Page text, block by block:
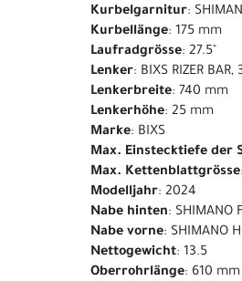
Kurbelgarnitur:
Kurbellänge: 175 mm
Laufradgrösse: 27.5"
Lenker: BIXS RIZER
Lenkerbreite: 740 mm
Lenkerhöhe: 25 mm
Marke: BIXS
Max. Einstecktiefe der
Max. Kettenblattgrösse
Modelljahr: 2024
Nabe hinten: SHIMANO
Nabe vorne: SHIMANO
Nettogewicht: 13.5
Oberrohrlänge: 610 mm